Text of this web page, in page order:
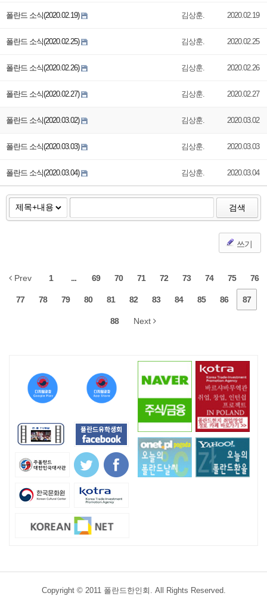
폴란드 소식(2020.02.19) 김상훈. 2020.02.19
폴란드 소식(2020.02.25) 김상훈. 2020.02.25
폴란드 소식(2020.02.26) 김상훈. 2020.02.26
폴란드 소식(2020.02.27) 김상훈. 2020.02.27
폴란드 소식(2020.03.02) 김상훈. 2020.03.02
폴란드 소식(2020.03.03) 김상훈. 2020.03.03
폴란드 소식(2020.03.04) 김상훈. 2020.03.04
검색
쓰기
Prev 1 ... 69 70 71 72 73 74 75 76
77 78 79 80 81 82 83 84 85 86 87
88 Next
Copyright © 2011 폴란드한인회. All Rights Reserved.